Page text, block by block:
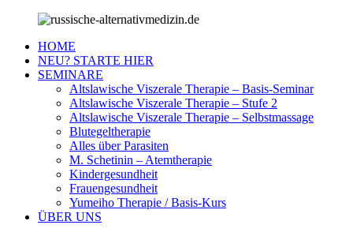
HOME
NEU? STARTE HIER
SEMINARE
Altslawische Viszerale Therapie – Basis-Seminar
Altslawische Viszerale Therapie – Stufe 2
Altslawische Viszerale Therapie – Selbstmassage
Blutegeltherapie
Alles über Parasiten
M. Schetinin – Atemtherapie
Kindergesundheit
Frauengesundheit
Yumeiho Therapie / Basis-Kurs
ÜBER UNS